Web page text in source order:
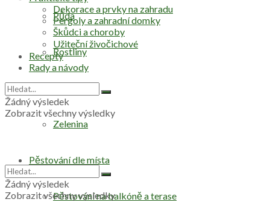
Půda
Rostliny
Zelenina
Pěstování dle místa
Pěstování na balkóně a terase
Dekorace a prvky na zahradu
Pergoly a zahradní domky
Škůdci a choroby
Užiteční živočichové
Recepty
Rady a návody
Žádný výsledek
Zobrazit všechny výsledky
Žádný výsledek
Zobrazit všechny výsledky